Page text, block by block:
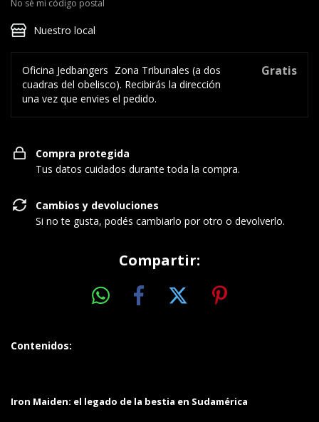
No sé mi código postal
Nuestro local
Oficina Jedbangers Zona Tribunales (a dos
cuadras del obelisco). Recibirás la dirección
una vez que envies el pedido.
Gratis
Compra protegida
Tus datos cuidados durante toda la compra.
Cambios y devoluciones
Si no te gusta, podés cambiarlo por otro o devolverlo.
Compartir:
Contenidos:
Iron Maiden: el legado de la bestia en Sudamérica